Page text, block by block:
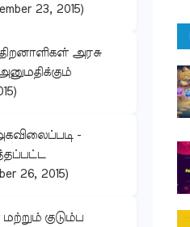
23, 2015)
அரசு
-
26, 2015)
குடும்ப